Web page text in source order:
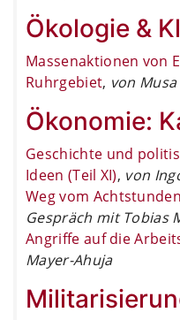
Ökologie &
Massenaktionen von
Ruhrgebiet, von
Ökonomie:
Geschichte und
Ideen (Teil XI), von
Weg vom
Gespräch mit Tobias
Angriffe auf die
Mayer-Ahuja